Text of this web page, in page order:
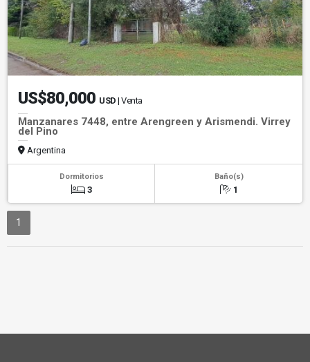
US$80,000 USD | Venta
Manzanares 7448, entre Arengreen y Arismendi. Virrey
del Pino
Argentina
Dormitorios
3
Baño(s)
1
1